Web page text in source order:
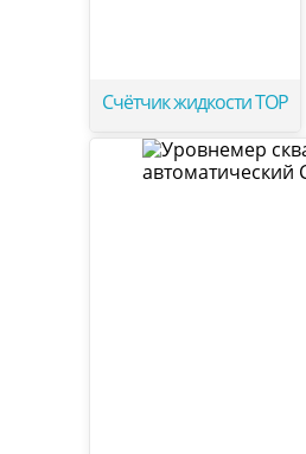
Счётчик жидкости ТОР